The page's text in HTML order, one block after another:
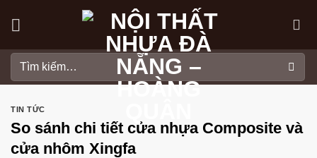
kiếm:
TIN TỨC
So sánh chi tiết cửa nhựa Composite và
cửa nhôm Xingfa